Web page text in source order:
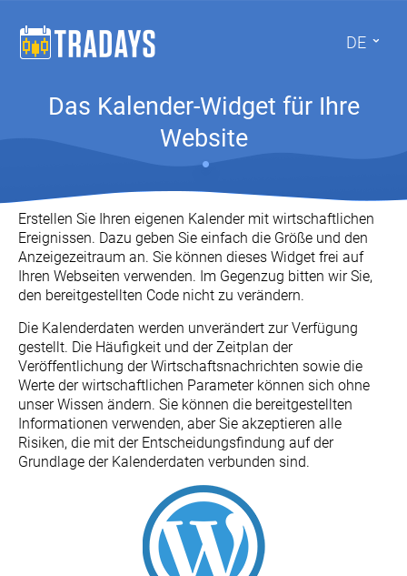
DE
Das Kalender-Widget für Ihre
Website
Erstellen Sie Ihren eigenen Kalender mit wirtschaftlichen
Ereignissen. Dazu geben Sie einfach die Größe und den
Anzeigezeitraum an. Sie können dieses Widget frei auf
Ihren Webseiten verwenden. Im Gegenzug bitten wir Sie,
den bereitgestellten Code nicht zu verändern.
Die Kalenderdaten werden unverändert zur Verfügung
gestellt. Die Häufigkeit und der Zeitplan der
Veröffentlichung der Wirtschaftsnachrichten sowie die
Werte der wirtschaftlichen Parameter können sich ohne
unser Wissen ändern. Sie können die bereitgestellten
Informationen verwenden, aber Sie akzeptieren alle
Risiken, die mit der Entscheidungsfindung auf der
Grundlage der Kalenderdaten verbunden sind.